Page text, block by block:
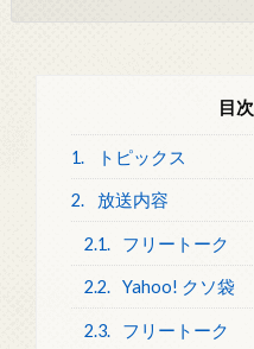
目次
1. トピックス
2. 放送内容
2.1. フリートーク
2.2. Yahoo! クソ袋
2.3. フリートーク